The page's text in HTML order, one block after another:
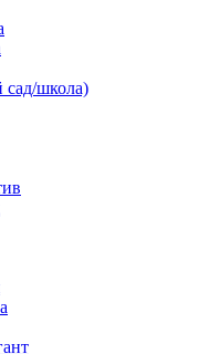
сад/школа)